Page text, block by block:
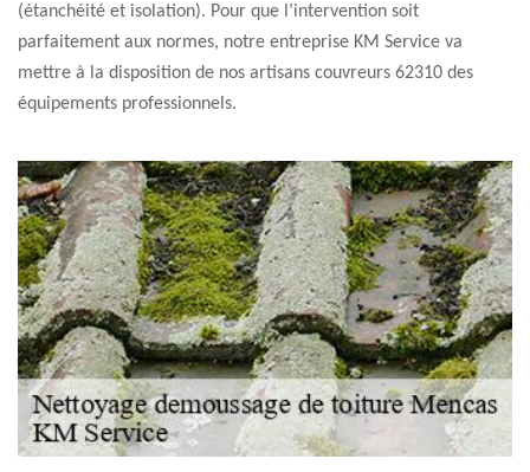
(étanchéité et isolation). Pour que l’intervention soit
parfaitement aux normes, notre entreprise KM Service va
mettre à la disposition de nos artisans couvreurs 62310 des
équipements professionnels.